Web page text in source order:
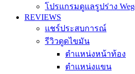
โปรแกรมดูแลรูปร่าง
REVIEWS
แชร์ประสบการณ์
รีวิวดูดไขมัน
ตำแหน่งหน้าท้อง
ตำแหน่งแขน